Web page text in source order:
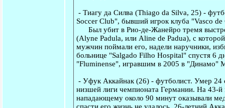
-Тиагу да Силва (Thiago da Silva, 25) -
Soccer Club", бывший игрок клуба "Vasco
Был убит в Рио-де-Жанейро тремя
(Alyne Padula, или Aline de Padua), с
мужчин поймали его, надели наручники,
больнице "Salgado Filho Hospital" спустя 6
"Fluminense", игравшим в 2005 в "Динамо"
-Уфук Аккайнак (26) - футболист. Умер 24
низшей лиги чемпионата Германии. На 43-й
нападающему около 90 минут оказывали
спасти его жизнь не удалось. 26-летний